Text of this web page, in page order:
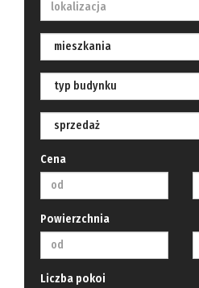
Cena
Powierzchnia
Liczba pokoi